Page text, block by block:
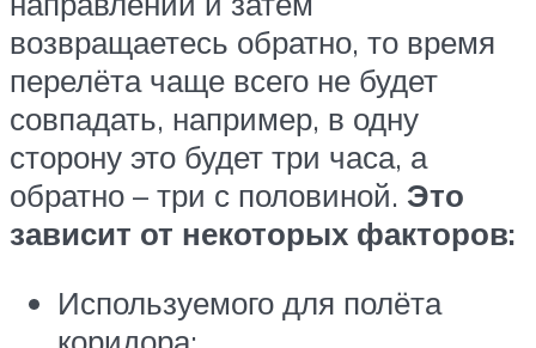
возвращаетесь обратно, то время
перелёта чаще всего не будет
совпадать, например, в одну
сторону это будет три часа, а
обратно – три с половиной. Это
зависит от некоторых факторов:
Используемого для полёта